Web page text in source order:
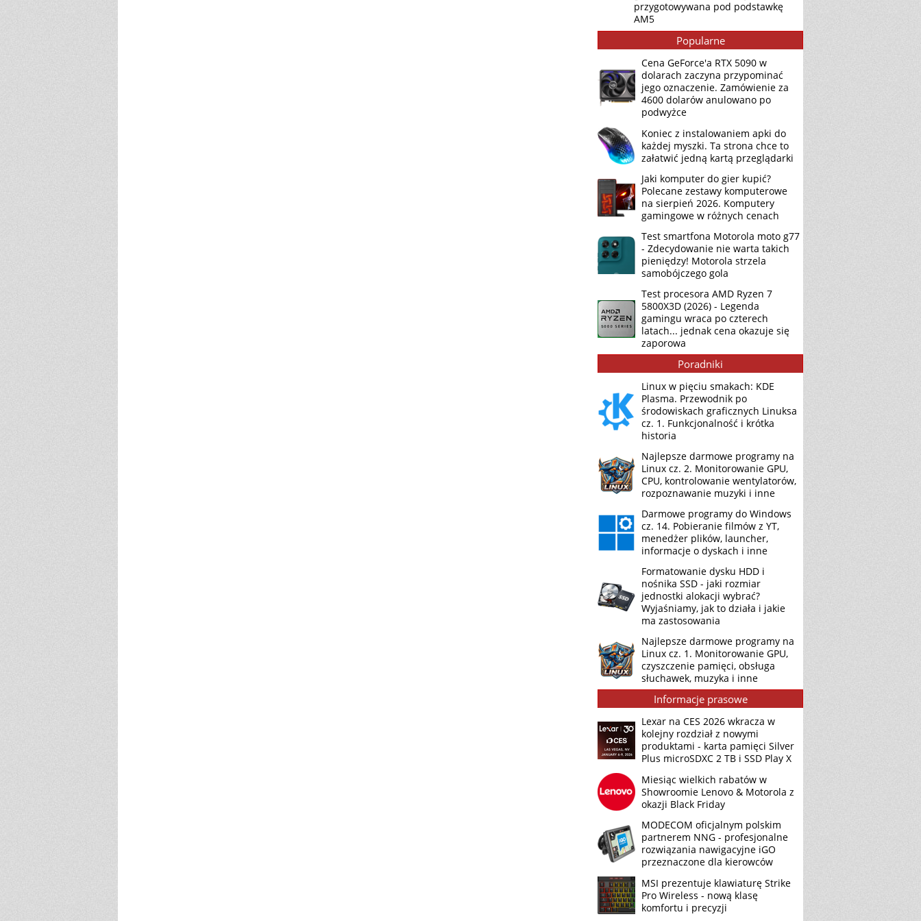
przygotowywana pod podstawkę
AM5
Popularne
Cena GeForce'a RTX 5090 w
dolarach zaczyna przypominać
jego oznaczenie. Zamówienie za
4600 dolarów anulowano po
podwyżce
Koniec z instalowaniem apki do
każdej myszki. Ta strona chce to
załatwić jedną kartą przeglądarki
Jaki komputer do gier kupić?
Polecane zestawy komputerowe
na sierpień 2026. Komputery
gamingowe w różnych cenach
Test smartfona Motorola moto g77
- Zdecydowanie nie warta takich
pieniędzy! Motorola strzela
samobójczego gola
Test procesora AMD Ryzen 7
5800X3D (2026) - Legenda
gamingu wraca po czterech
latach... jednak cena okazuje się
zaporowa
Poradniki
Linux w pięciu smakach: KDE
Plasma. Przewodnik po
środowiskach graficznych Linuksa
cz. 1. Funkcjonalność i krótka
historia
Najlepsze darmowe programy na
Linux cz. 2. Monitorowanie GPU,
CPU, kontrolowanie wentylatorów,
rozpoznawanie muzyki i inne
Darmowe programy do Windows
cz. 14. Pobieranie filmów z YT,
menedżer plików, launcher,
informacje o dyskach i inne
Formatowanie dysku HDD i
nośnika SSD - jaki rozmiar
jednostki alokacji wybrać?
Wyjaśniamy, jak to działa i jakie
ma zastosowania
Najlepsze darmowe programy na
Linux cz. 1. Monitorowanie GPU,
czyszczenie pamięci, obsługa
słuchawek, muzyka i inne
Informacje prasowe
Lexar na CES 2026 wkracza w
kolejny rozdział z nowymi
produktami - karta pamięci Silver
Plus microSDXC 2 TB i SSD Play X
Miesiąc wielkich rabatów w
Showroomie Lenovo & Motorola z
okazji Black Friday
MODECOM oficjalnym polskim
partnerem NNG - profesjonalne
rozwiązania nawigacyjne iGO
przeznaczone dla kierowców
MSI prezentuje klawiaturę Strike
Pro Wireless - nową klasę
komfortu i precyzji